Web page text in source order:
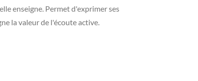
enseigne. Permet d'exprimer ses
la valeur de l'écoute active.